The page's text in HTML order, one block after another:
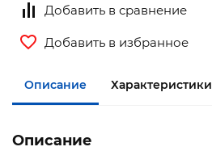
Добавить в сравнение
Добавить в избранное
Описание Характеристики
Описание